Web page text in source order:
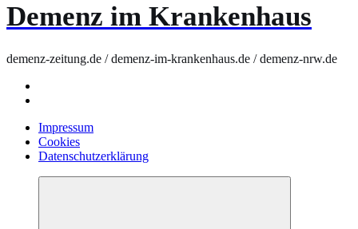
Demenz im Krankenhaus
demenz-zeitung.de / demenz-im-krankenhaus.de / demenz-nrw.de
Impressum
Cookies
Datenschutzerklärung